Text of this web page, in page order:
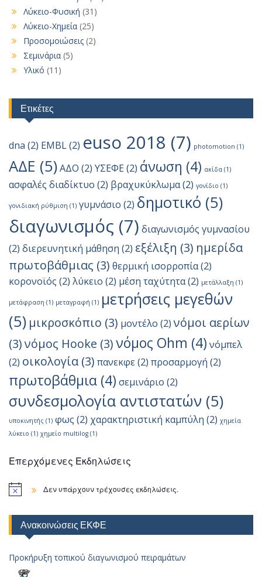
Λύκειο-Φυσική (31)
Λύκειο-Χημεία (25)
Προσομοιώσεις (2)
Σεμινάρια (5)
Υλικό (11)
Ετικέτες
dna (2) EMBL(2) euso 2018 (7) photomotion (1)
ΑΔΕ (5)ΑΔΟ (2) ΥΣΕΦΕ(2) άνωση (4) ακίδα (1)
ασφαλές διαδίκτυο (2) βραχυκύκλωμα(2) γονίδιο (1)
γονιδιακή ρύθμιση (1) γυμνάσιο (2) δημοτικό (5)
διαγωνισμός (7) διαγωνισμός γυμνασίου
(2) διερευνητική μάθηση (2) εξέλιξη (3) ημερίδα
πρωτοβάθμιας (3) θερμική ισορροπία(2)
κορονοϊός (2) λύκειο (2) μέση ταχύτητα(2) μετάλλαξη (1)
μετάφραση (1) μεταγραφή (1) μετρήσεις μεγεθών
(5) μικροσκόπιο (3) μοντέλο (2) νόμοι αερίων
(3)νόμος Hooke (3)νόμος Ohm (4) νόμπελ
(2) οικολογία(3) πανεκφε(2) προσαρμογή (2)
πρωτοβάθμια (4) σεμινάριο (2)
συνδεσμολογία αντιστατών (5)
υποκινητής (1) φως (2) χαρακτηριστική καμπύλη (2) χημεία
λύκειο (1) χημείο multilog (1)
Επερχόμενες Εκδηλώσεις
Δεν υπάρχουν τρέχουσες εκδηλώσεις.
Ανακοινώσεις ΕΚΦΕ
Προκήρυξη τοπικού διαγωνισμού πειραμάτων